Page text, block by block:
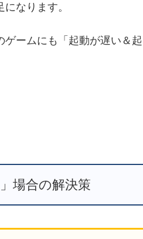
なります。
ームにも「起動が遅い＆起
場合の解決策